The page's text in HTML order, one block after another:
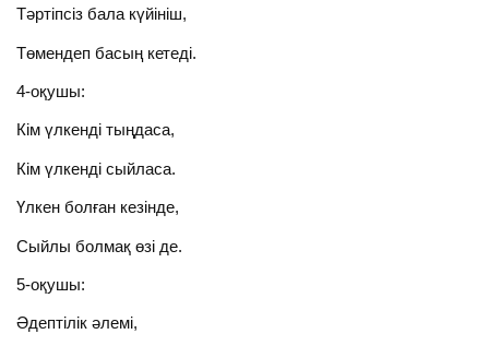
Тәртіпсіз бала күйініш,
Төмендеп басың кетеді.
4-оқушы:
Кім үлкенді тыңдаса,
Кім үлкенді сыйласа.
Үлкен болған кезінде,
Сыйлы болмақ өзі де.
5-оқушы:
Әдептілік әлемі,